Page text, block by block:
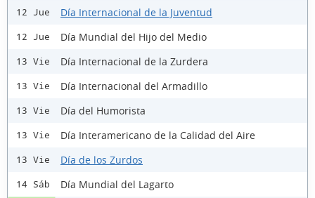
12 Jue Día Internacional de la Juventud
12 Jue Día Mundial del Hijo del Medio
13 Vie Día Internacional de la Zurdera
13 Vie Día Internacional del Armadillo
13 Vie Día del Humorista
13 Vie Día Interamericano de la Calidad del Aire
13 Vie Día de los Zurdos
14 Sáb Día Mundial del Lagarto